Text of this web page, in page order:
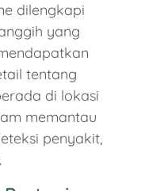
dilengkapi
yang
tentang
di lokasi
memantau
penyakit,